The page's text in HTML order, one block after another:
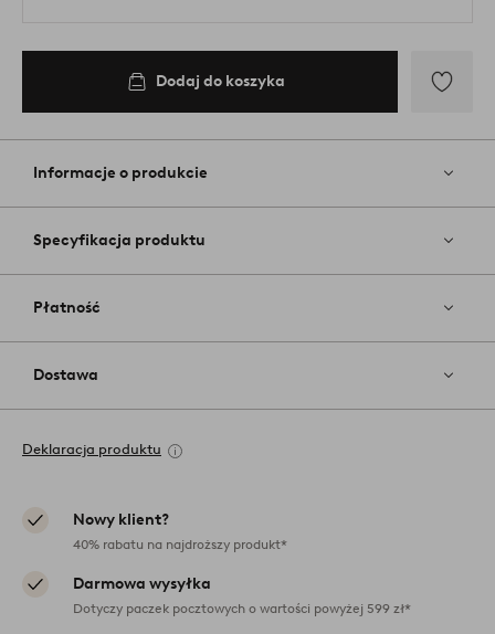
Dodaj do koszyka
do
Informacje o produkcie
Specyfikacja produktu
Płatność
Dostawa
Deklaracja produktu
Nowy klient?
40% rabatu na najdroższy produkt*
Darmowa wysyłka
Dotyczy paczek pocztowych o wartości powyżej 599 zł*